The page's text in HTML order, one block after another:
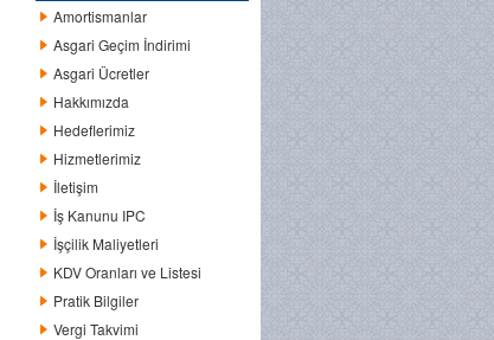
Amortismanlar
Asgari Geçim İndirimi
Asgari Ücretler
Hakkımızda
Hedeflerimiz
Hizmetlerimiz
İletişim
İş Kanunu IPC
İşçilik Maliyetleri
KDV Oranları ve Listesi
Pratik Bilgiler
Vergi Takvimi